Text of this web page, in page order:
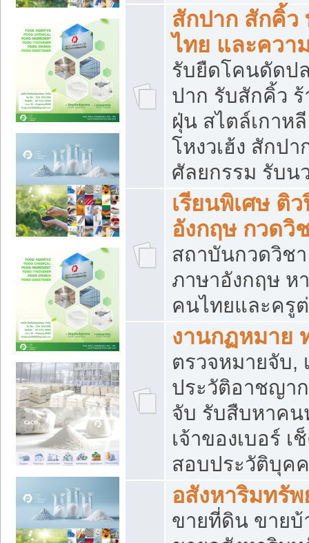
สักปาก สักคิ้
ไทย และควา
รับยืดโคนดัดป
ปาก รับสักคิ้ว
ฝุ่น สไตล์เกาห
โหงวเฮ้ง สักป
ศัลยกรรม รับน
เรียนพิเศษ ติ
อังกฤษ กวดวิ
สถาบันกวดวิช
ภาษาอังกฤษ ห
คนไทยและครู
งานกฏหมาย
ตรวจหมายจับ,
ประวัติอาชญา
จับ รับสืบหาคน
เจ้าของเบอร์
สอบประวัติบุค
อสังหาริมทรัพ
ขายที่ดิน ขายบ้